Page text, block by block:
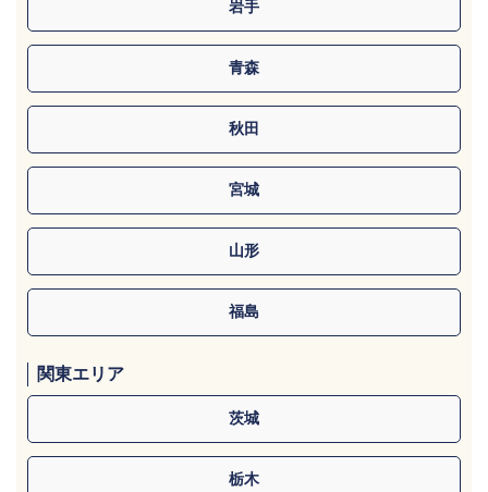
岩手
青森
秋田
宮城
山形
福島
関東エリア
茨城
栃木